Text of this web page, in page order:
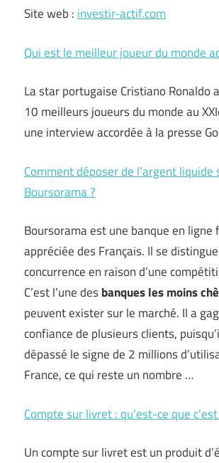
Site web : investir-actif.com
Qui est le meilleur joueur du monde
La star portugaise Cristiano Ronaldo
10 meilleurs joueurs du monde au
une interview accordée à la presse
Comment déposer de l’argent liquide
Boursorama ?
Boursorama est une banque en ligne
appréciée des Français. Il se
concurrence en raison d’une
C’est l’une desbanques les moins
peuvent exister sur le marché. Il a
confiance de plusieurs clients,
dépassé le signe de 2 millions
France, ce qui reste un nombre …
Compte sur livret : qu’est-ce que
Un compte sur livret est un produit